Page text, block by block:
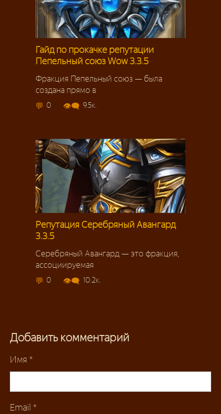
Гайд по прокачке репутации
Пепельный союз Wow 3.3.5
Фракция Пепельный союз — была
создана прямо в
0 9.5к.
Репутация Серебряный Авангард
3.3.5
Серебряный Авангард — это фракция,
ассоциируемая
0 10.2к.
Добавить комментарий
Имя *
Email *